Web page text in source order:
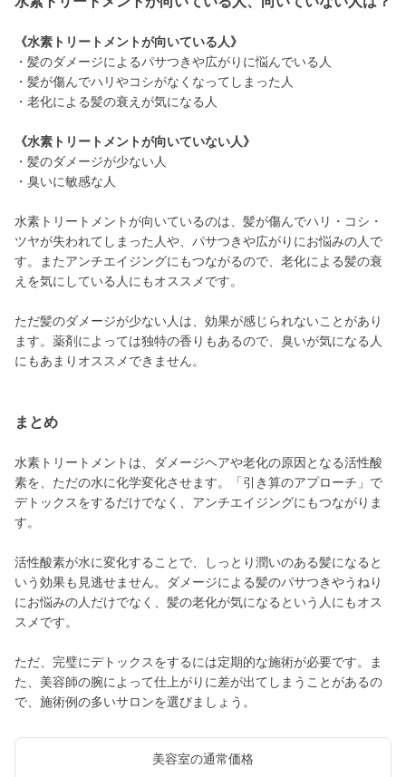
《水素トリートメントが向いている人》
・髪のダメージによるパサつきや広がりに悩んでいる人
・髪が傷んでハリやコシがなくなってしまった人
・老化による髪の衰えが気になる人
《水素トリートメントが向いていない人》
・髪のダメージが少ない人
・臭いに敏感な人
水素トリートメントが向いているのは、髪が傷んでハリ・コシ・
ツヤが失われてしまった人や、パサつきや広がりにお悩みの人で
す。またアンチエイジングにもつながるので、老化による髪の衰
えを気にしている人にもオススメです。
ただ髪のダメージが少ない人は、効果が感じられないことがあり
ます。薬剤によっては独特の香りもあるので、臭いが気になる人
にもあまりオススメできません。
まとめ
水素トリートメントは、ダメージヘアや老化の原因となる活性酸
素を、ただの水に化学変化させます。「引き算のアプローチ」で
デトックスをするだけでなく、アンチエイジングにもつながりま
す。
活性酸素が水に変化することで、しっとり潤いのある髪になると
いう効果も見逃せません。ダメージによる髪のパサつきやうねり
にお悩みの人だけでなく、髪の老化が気になるという人にもオス
スメです。
ただ、完璧にデトックスをするには定期的な施術が必要です。ま
た、美容師の腕によって仕上がりに差が出てしまうことがあるの
で、施術例の多いサロンを選びましょう。
美容室の通常価格